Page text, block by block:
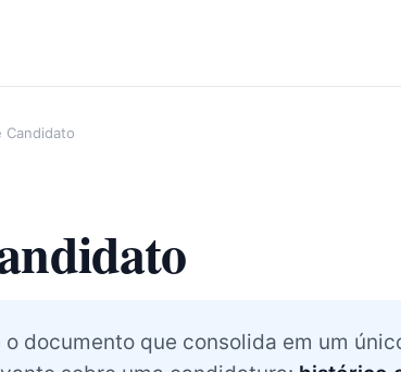
Candidato
o documento que consolida em um